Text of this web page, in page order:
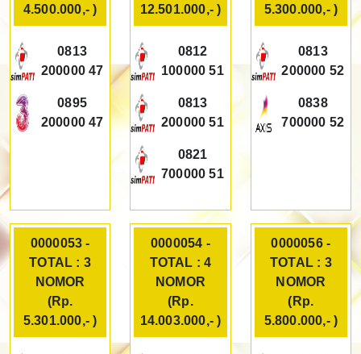
4.500.000,- )
0813
200000 47
0895
200000 47
12.501.000,- )
0812
100000 51
0813
200000 51
0821
700000 51
5.300.000,- )
0813
200000 52
0838
700000 52
0000053 -
TOTAL : 3
NOMOR
(Rp.
5.301.000,- )
0000054 -
TOTAL : 4
NOMOR
(Rp.
14.003.000,- )
0000056 -
TOTAL : 3
NOMOR
(Rp.
5.800.000,- )